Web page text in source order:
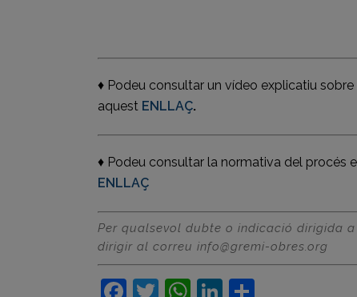
♦ Podeu consultar un vídeo explicatiu
aquest ENLLAÇ.
♦ Podeu consultar la normativa del procés
ENLLAÇ
Per qualsevol dubte o indicació dirigida
dirigir al correu info@gremi-obres.org